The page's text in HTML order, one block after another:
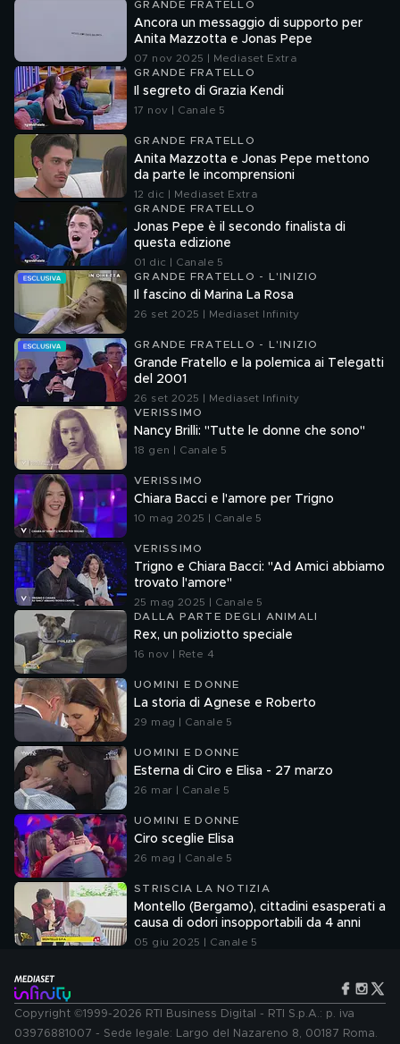
GRANDE FRATELLO
Ancora un messaggio di supporto per
Anita Mazzotta e Jonas Pepe
07 nov 2025 | Mediaset Extra
GRANDE FRATELLO
Il segreto di Grazia Kendi
17 nov | Canale 5
GRANDE FRATELLO
Anita Mazzotta e Jonas Pepe mettono
da parte le incomprensioni
12 dic | Mediaset Extra
GRANDE FRATELLO
Jonas Pepe è il secondo finalista di
questa edizione
01 dic | Canale 5
GRANDE FRATELLO - L'INIZIO
Il fascino di Marina La Rosa
26 set 2025 | Mediaset Infinity
GRANDE FRATELLO - L'INIZIO
Grande Fratello e la polemica ai Telegatti
del 2001
26 set 2025 | Mediaset Infinity
VERISSIMO
Nancy Brilli: "Tutte le donne che sono"
18 gen | Canale 5
VERISSIMO
Chiara Bacci e l'amore per Trigno
10 mag 2025 | Canale 5
VERISSIMO
Trigno e Chiara Bacci: "Ad Amici abbiamo
trovato l'amore"
25 mag 2025 | Canale 5
DALLA PARTE DEGLI ANIMALI
Rex, un poliziotto speciale
16 nov | Rete 4
UOMINI E DONNE
La storia di Agnese e Roberto
29 mag | Canale 5
UOMINI E DONNE
Esterna di Ciro e Elisa - 27 marzo
26 mar | Canale 5
UOMINI E DONNE
Ciro sceglie Elisa
26 mag | Canale 5
STRISCIA LA NOTIZIA
Montello (Bergamo), cittadini esasperati a
causa di odori insopportabili da 4 anni
05 giu 2025 | Canale 5
Copyright ©1999-2026 RTI Business Digital - RTI S.p.A.: p. iva
03976881007 - Sede legale: Largo del Nazareno 8, 00187 Roma.